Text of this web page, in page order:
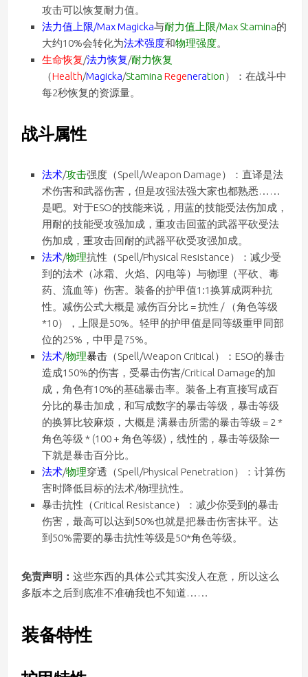
攻击可以恢复耐力值。
法力值上限/Max Magicka与耐力值上限/Max Stamina的
大约10%会转化为法术强度和物理强度。
生命恢复/法力恢复/耐力恢复
（Health/Magicka/Stamina Regeneration）：在战斗中
每2秒恢复的资源量。
战斗属性
法术/攻击强度（Spell/Weapon Damage）：直译是法
术伤害和武器伤害，但是攻强法强大家也都熟悉……
是吧。对于ESO的技能来说，用蓝的技能受法伤加成，
用耐的技能受攻强加成，重攻击回蓝的武器平砍受法
伤加成，重攻击回耐的武器平砍受攻强加成。
法术/物理抗性（Spell/Physical Resistance）：减少受
到的法术（冰霜、火焰、闪电等）与物理（平砍、毒
药、流血等）伤害。装备的护甲值1:1换算成两种抗
性。减伤公式大概是 减伤百分比 = 抗性 / （角色等级
*10），上限是50%。轻甲的护甲值是同等级重甲同部
位的25%，中甲是75%。
法术/物理暴击 （Spell/Weapon Critical）：ESO的暴击
造成150%的伤害，受暴击伤害/Critical Damage的加
成，角色有10%的基础暴击率。装备上有直接写成百
分比的暴击加成，和写成数字的暴击等级，暴击等级
的换算比较麻烦，大概是 满暴击所需的暴击等级 = 2 *
角色等级 * (100 + 角色等级)，线性的，暴击等级除一
下就是暴击百分比。
法术/物理穿透（Spell/Physical Penetration）：计算伤
害时降低目标的法术/物理抗性。
暴击抗性（Critical Resistance）：减少你受到的暴击
伤害，最高可以达到50%也就是把暴击伤害抹平。达
到50%需要的暴击抗性等级是50*角色等级。
免责声明： 这些东西的具体公式其实没人在意，所以这么
多版本之后到底准不准确我也不知道……
装备特性